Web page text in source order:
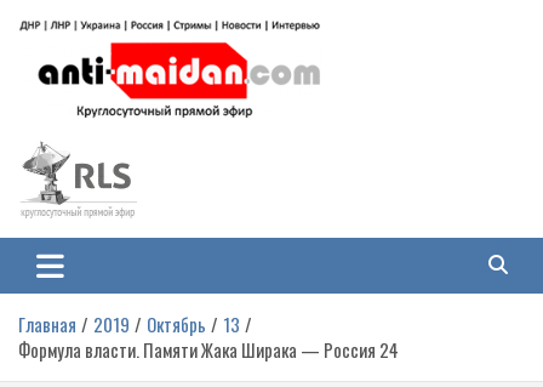
содержимому
Антимайдан: Гражданская война
на Украине
гражданской войне на Украине, включая события в Новороссии, ДНР,
ЛНР и других регионах.
Главная 2019 Октябрь
13
Формула власти. Памяти Жака Ширака — Россия 24